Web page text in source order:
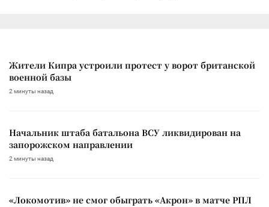
Жители Кипра устроили протест у ворот британской
военной базы
2 минуты назад
Начальник штаба батальона ВСУ ликвидирован на
запорожском направлении
2 минуты назад
«Локомотив» не смог обыграть «Акрон» в матче РПЛ